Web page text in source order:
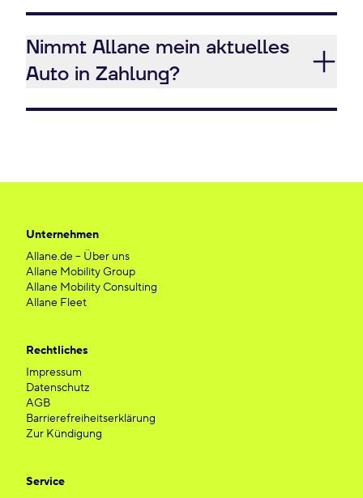
Nimmt Allane mein aktuelles
Auto in Zahlung?
Unternehmen
Allane.de – Über uns
Allane Mobility Group
Allane Mobility Consulting
Allane Fleet
Rechtliches
Impressum
Datenschutz
AGB
Barrierefreiheitserklärung
Zur Kündigung
Service